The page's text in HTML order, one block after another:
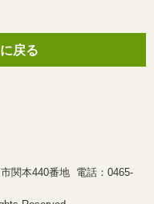
戻る
関本440番地 電話：0465-